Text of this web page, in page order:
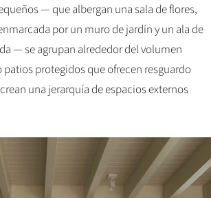
— que albergan una sala de flores,
por un muro de jardín y un ala de
— se agrupan alrededor del volumen
protegidos que ofrecen resguardo
una jerarquía de espacios externos